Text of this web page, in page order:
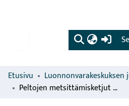
Etusivu
Peltojen metsittämisketjut 20 vuotta vanhojen kokeiden valossa.